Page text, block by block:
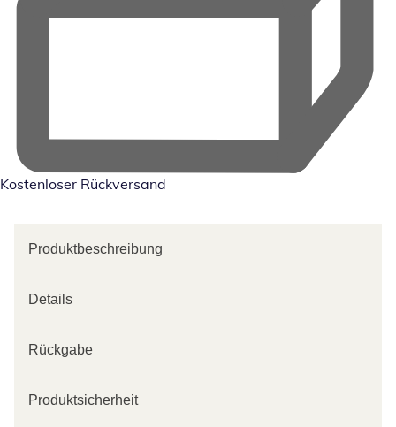
Kostenloser Rückversand
Produktbeschreibung
Details
Rückgabe
Produktsicherheit